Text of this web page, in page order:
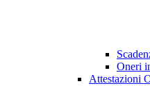
Oneri
Attestazioni